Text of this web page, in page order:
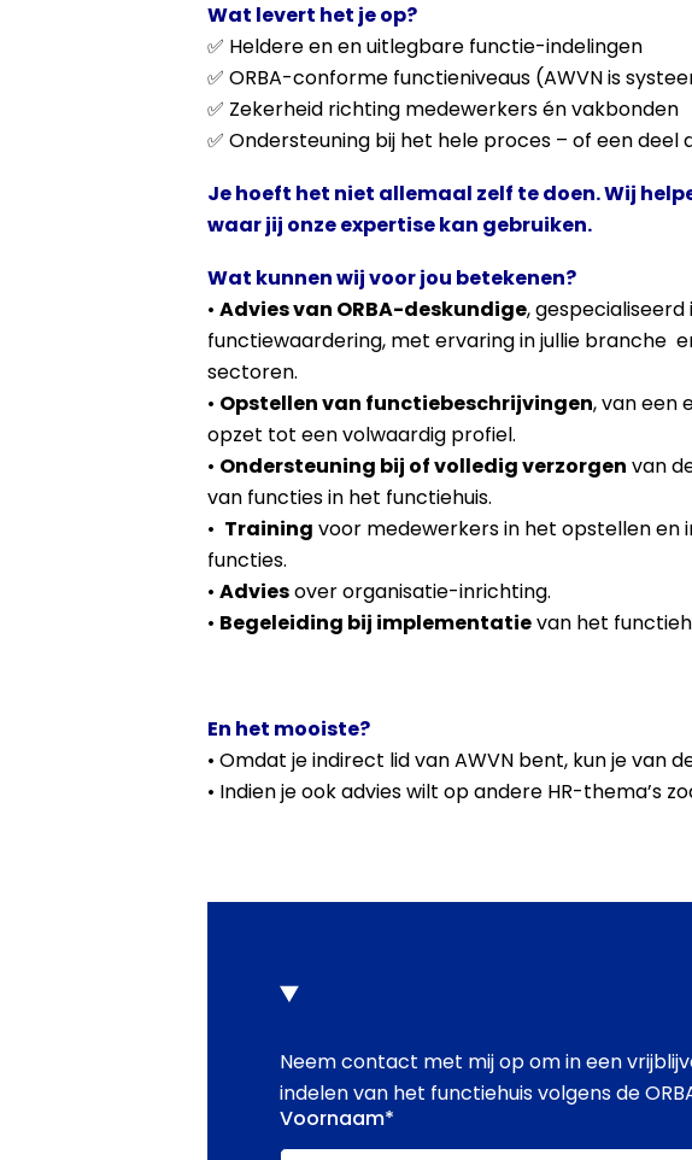
Wat levert het je op?
✅ Heldere en en uitlegbare functie-indelingen
✅ ORBA-conforme functieniveaus (AWVN is
✅ Zekerheid richting medewerkers én vakbonden
✅ Ondersteuning bij het hele proces – of een deel
Je hoeft het niet allemaal zelf te doen. Wij
waar jij onze expertise kan gebruiken.
Wat kunnen wij voor jou betekenen?
• Advies van ORBA-deskundige, gespecialiseerd
functiewaardering, met ervaring in jullie branche
sectoren.
• Opstellen van functiebeschrijvingen, van een
opzet tot een volwaardig profiel.
• Ondersteuning bij of volledig verzorgen van
van functies in het functiehuis.
• Training voor medewerkers in het opstellen en
functies.
• Adviesover organisatie-inrichting.
• Begeleiding bij implementatievan het
En het mooiste?
• Omdat je indirect lid van AWVN bent, kun je van
• Indien je ook advies wilt op andere HR-thema’s
Neem contact met mij op om in een
indelen van het functiehuis volgens de
Voornaam*